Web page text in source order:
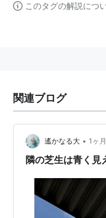
このタグの解説につ
関連ブログ
遙かなる大 • 1ヶ
隣の芝生は青く見